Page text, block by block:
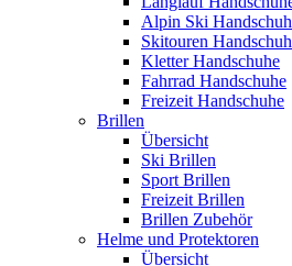
Alpin Ski
Skitouren
Kletter Handschuhe
Fahrrad Handschuhe
Freizeit Handschuhe
Brillen
Übersicht
Ski Brillen
Sport Brillen
Freizeit Brillen
Brillen Zubehör
Helme und Protektoren
Übersicht